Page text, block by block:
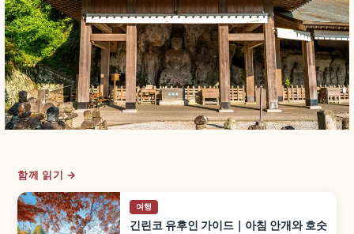
함께 읽기 →
여행
긴린코 유후인 가이드｜아침 안개와 호숫